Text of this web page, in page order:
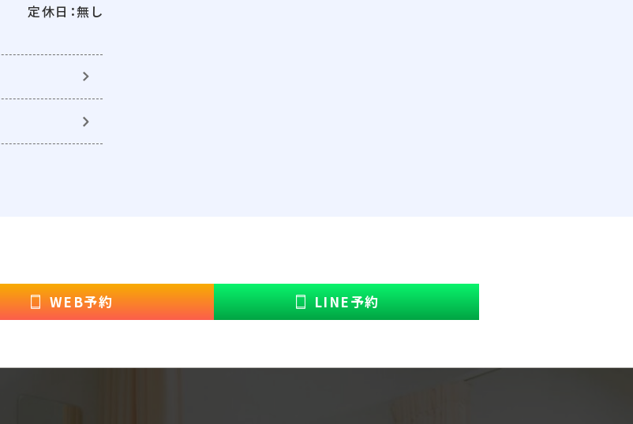
定休日：無し
WEB予約 LINE予約